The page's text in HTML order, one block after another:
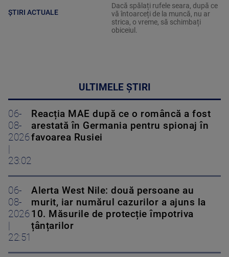
ȘTIRI ACTUALE
Dacă spălați rufele seara, după ce
vă întoarceți de la muncă, nu ar
strica, o vreme, să schimbați
obiceiul.
ULTIMELE ȘTIRI
06-
08-
2026
|
23:02
Reacția MAE după ce o româncă a fost
arestată în Germania pentru spionaj în
favoarea Rusiei
06-
08-
2026
|
22:51
Alerta West Nile: două persoane au
murit, iar numărul cazurilor a ajuns la
10. Măsurile de protecție împotriva
țânțarilor